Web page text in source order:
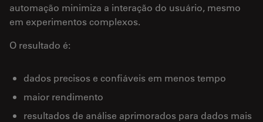
automação minimiza a interação do usuário, mesmo
em experimentos complexos.
O resultado é:
dados precisos e confiáveis em menos tempo
maior rendimento
resultados de análise aprimorados para dados mais